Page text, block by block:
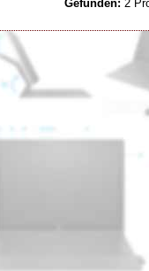
Gefunden: 2